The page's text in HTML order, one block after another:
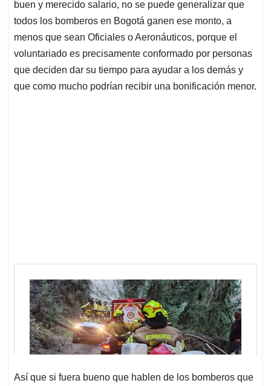
buen y merecido salario, no se puede generalizar que
todos los bomberos en Bogotá ganen ese monto, a
menos que sean Oficiales o Aeronáuticos, porque el
voluntariado es precisamente conformado por personas
que deciden dar su tiempo para ayudar a los demás y
que como mucho podrían recibir una bonificación menor.
Así que si fuera bueno que hablen de los bomberos que